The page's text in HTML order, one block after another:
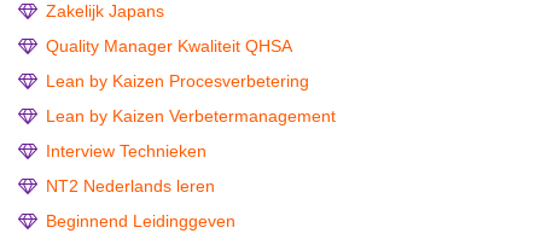
Zakelijk Japans
Quality Manager Kwaliteit QHSA
Lean by Kaizen Procesverbetering
Lean by Kaizen Verbetermanagement
Interview Technieken
NT2 Nederlands leren
Beginnend Leidinggeven